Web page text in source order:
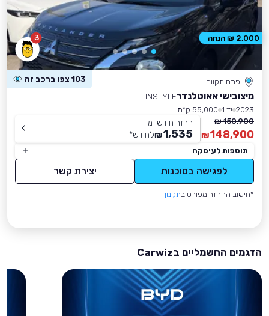
3
פתח תקווה 103 צפו ברכב זה
מיצובישי אאוטלנדרINSTYLE
2023 יד 1
55,000 ק״מ
150,900 ₪
148,900
₪
החזר חודשי מ-
1,535
₪לחודש*
תוספות לעיסקה
לפגישה בסוכנות יצירת קשר
*חישוב ההחזר מפורט בתקנון
2,000 ₪ הנחה
הדגמים החשמליים בCarwiz